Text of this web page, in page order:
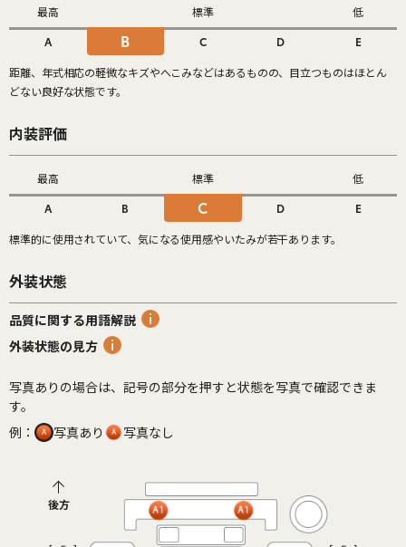
最高 標準 低
A B C D E
距離、年式相応の軽微なキズやへこみなどはあるものの、目立つものはほとん
どない良好な状態です。
内装評価
最高 標準 低
A B C D E
標準的に使用されていて、気になる使用感やいたみが若干あります。
外装状態
品質に関する用語解説
外装状態の見方
写真ありの場合は、記号の部分を押すと状態を写真で確認できま
す。
例：
写真あり 写真なし
後方